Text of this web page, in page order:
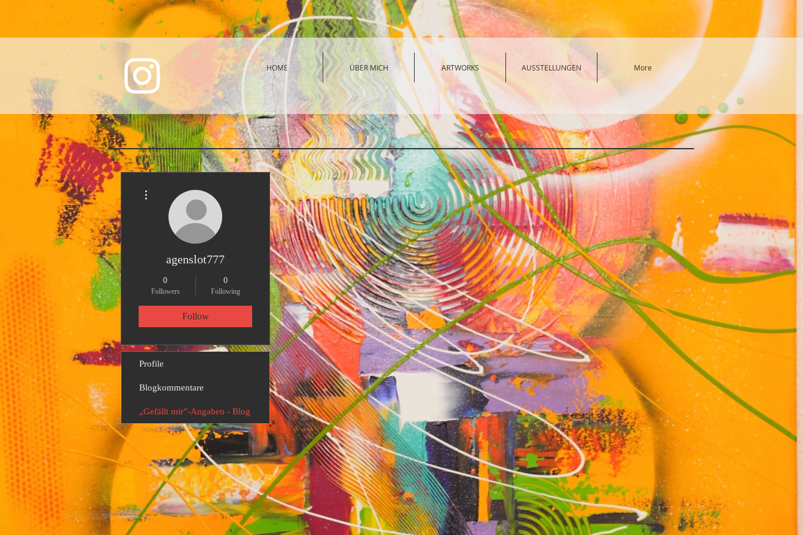
HOME ÜBER MICH ARTWORKS AUSSTELLUNGEN More
agenslot777
0
Followers
0
Following
Follow
Profile
Blogkommentare
„Gefällt mir”-Angaben - Blog